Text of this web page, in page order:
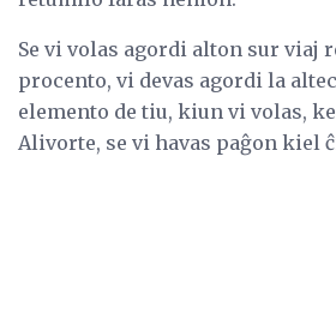
Se vi volas agordi alton sur viaj
procento, vi devas agordi la
elemento de tiu, kiun vi volas,
Alivorte, se vi havas paĝon kiel